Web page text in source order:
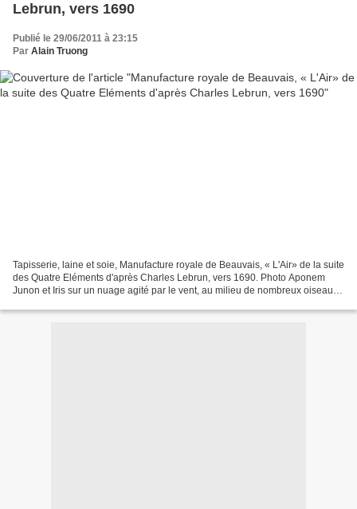
Lebrun, vers 1690
Publié le 29/06/2011 à 23:15
Par Alain Truong
Tapisserie, laine et soie, Manufacture royale de Beauvais, « L'Air» de la suite
des Quatre Eléments d'après Charles Lebrun, vers 1690. Photo Aponem
Junon et Iris sur un nuage agité par le vent, au milieu de nombreux oiseaux.